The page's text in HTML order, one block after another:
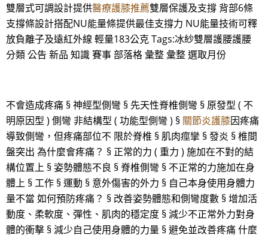
雙層式可調設計提供醫療護膝推薦雙層保護及支撐 背部6條
支撐條設計搭配NU能量條提供最佳支撐力 NU能量技術可釋
放負離子及遠紅外線 輕量183公克 Tags:冰紗雙層護腰護腰
分類 公告 新品 知識 賽事 部落格 彙整 彙整 選取月份
不會造成疼痛 § 神經型側彎 § 先天性脊椎側彎 § 原發型 ( 不
明原因型 ) 側彎 非結構型 ( 功能型側彎 ) § 關節炎護膝因疼痛
導致側彎，但疼痛部位不 限於脊椎 § 肌肉痙攣 § 發炎 § 椎間
盤突出 為什麼會疼痛？ § 正常的力 ( 重力 ) 施加在不對的結
構位置上 § 姿勢體態不良 § 脊椎側彎 § 不正常的力施加在身
體上 § 工作 § 運動 § 意外傷害的外力 § 自己本身使用身體力
量不當 如何預防疼痛？ § 改善姿勢體態和側彎度數 § 增加活
動度、柔軟度、彈性、肌肉的穩定度 § 減少不正常外力對身
體的衝擊 § 減少自己使用身體的力量 § 避免並改善疼痛 什麼